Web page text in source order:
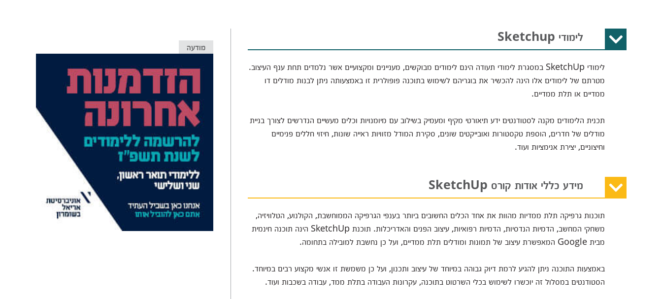
לימודי Sketchup
לימודי SketchUp במסגרת לימודי תעודה הינם לימודים מבוקשים, מעניינים ומקצועיים אשר נלמדים תחת ענף העיצוב.
מטרתם של לימודים אלו הינה להכשיר את בוגריהם לשימוש בתוכנה פופולרית זו באמצעותה ניתן לבנות מודלים דו
ממדיים או תלת ממדיים.
תכנית הלימודים מקנה לסטודנטים ידע תיאורטי מקיף ומעמיק בשילוב עם מיומנויות וכלים מעשיים הנדרשים לצורך בניית
מודלים של חדרים, הוספת טקסטורות ואובייקטים שונים, סקירת המודל מזוויות ראייה שונות, חיזוי חללים פנימיים
וחיצוניים, יצירת אנימציות ועוד.
מידע כללי אודות קורס SketchUp
תוכנות גרפיקה תלת ממדיות מהוות את אחד הכלים החשובים ביותר בענפי הגרפיקה הממוחשבת, הקולנוע, הטלוויזיה,
משחקי המחשב, הדמיות הנדסיות, הדמיות רפואיות, עיצוב הפנים והאדריכלות. תוכנת SketchUp הינה תוכנה חינמית
מבית Google המאפשרת עיצוב של תמונות ומודלים תלת ממדיים, ועל כן נחשבת למובילה בתחומה.
באמצעות התוכנה ניתן להגיע לרמת דיוק גבוהה במיוחד של עיצוב ותכנון, ועל כן משמשת זו אנשי מקצוע רבים במיוחד.
הסטודנטים במסלול זה יוכשרו לשימוש בכלי השרטוט בתוכנה, עקרונות העבודה בתלת ממד, עבודה בשכבות ועוד.
מודעה